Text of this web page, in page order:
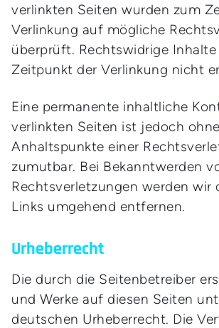
verlinkten Seiten wurden zum
Verlinkung auf mögliche
überprüft. Rechtswidrige
Zeitpunkt der Verlinkung nicht
Eine permanente inhaltliche
verlinkten Seiten ist jedoch
Anhaltspunkte einer
zumutbar. Bei Bekanntwerden
Rechtsverletzungen werden wir
Links umgehend entfernen.
Urheberrecht
Die durch die Seitenbetreiber
und Werke auf diesen Seiten
deutschen Urheberrecht. Die